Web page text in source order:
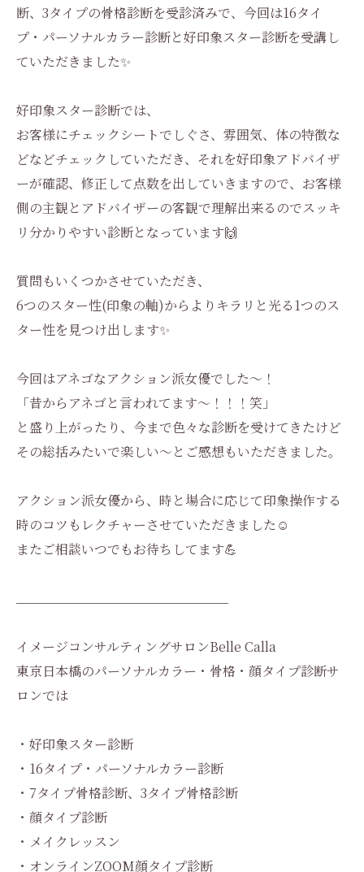
断、3タイプの骨格診断を受診済みで、今回は16タイ
プ・パーソナルカラー診断と好印象スター診断を受講し
ていただきました✨
好印象スター診断では、
お客様にチェックシートでしぐさ、雰囲気、体の特徴な
どなどチェックしていただき、それを好印象アドバイザ
ーが確認、修正して点数を出していきますので、お客様
側の主観とアドバイザーの客観で理解出来るのでスッキ
リ分かりやすい診断となっています🙌
質問もいくつかさせていただき、
6つのスター性(印象の軸)からよりキラリと光る1つのス
ター性を見つけ出します✨
今回はアネゴなアクション派女優でした〜！
「昔からアネゴと言われてます〜！！！笑」
と盛り上がったり、今まで色々な診断を受けてきたけど
その総括みたいで楽しい〜とご感想もいただきました。
アクション派女優から、時と場合に応じて印象操作する
時のコツもレクチャーさせていただきました☺️
またご相談いつでもお待ちしてます💪
イメージコンサルティングサロンBelle Calla
東京日本橋のパーソナルカラー・骨格・顔タイプ診断サ
ロンでは
・好印象スター診断
・16タイプ・パーソナルカラー診断
・7タイプ骨格診断、3タイプ骨格診断
・顔タイプ診断
・メイクレッスン
・オンラインZOOM顔タイプ診断